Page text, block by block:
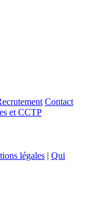
Contact
et CCTP
légales | Qui